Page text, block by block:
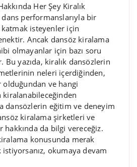
Her Şey Kiralık
performanslarıyla bir
isteyenler için
Ancak dansöz kiralama
olmayanlar için bazı soru
yazıda, kiralık dansözlerin
neleri içerdiğinden,
olduğundan ve hangi
dansözlerin eğitim ve deneyim
kiralama şirketleri ve
hakkında da bilgi vereceğiz.
konusunda merak
okumaya devam